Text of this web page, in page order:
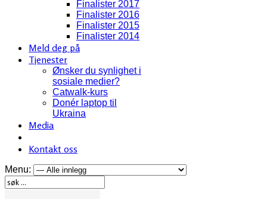
Finalister 2017
Finalister 2016
Finalister 2015
Finalister 2014
Meld deg på
Tjenester
Ønsker du synlighet i
sosiale medier?
Catwalk-kurs
Donér laptop til
Ukraina
Media
Kontakt oss
Menu: